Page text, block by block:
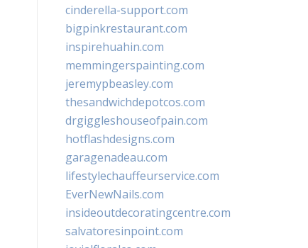
cinderella-support.com
bigpinkrestaurant.com
inspirehuahin.com
memmingerspainting.com
jeremypbeasley.com
thesandwichdepotcos.com
drgiggleshouseofpain.com
hotflashdesigns.com
garagenadeau.com
lifestylechauffeurservice.com
EverNewNails.com
insideoutdecoratingcentre.com
salvatoresinpoint.com